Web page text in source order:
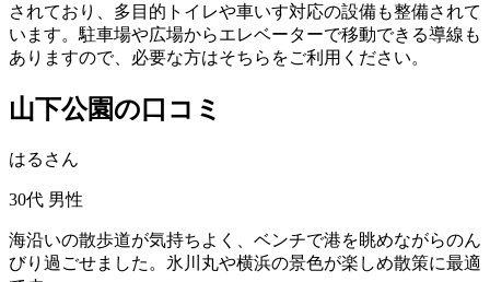
されており、多目的トイレや車いす対応の設備も整備されて
います。駐車場や広場からエレベーターで移動できる導線も
ありますので、必要な方はそちらをご利用ください。
山下公園の口コミ
はるさん
30代 男性
海沿いの散歩道が気持ちよく、ベンチで港を眺めながらのん
びり過ごせました。氷川丸や横浜の景色が楽しめ散策に最適